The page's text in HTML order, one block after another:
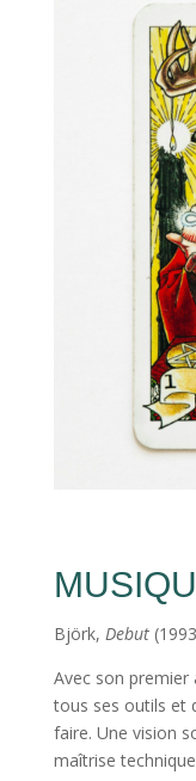
Björk, Debut
Avec son
tous ses outils et
faire. Une vision
maîtrise